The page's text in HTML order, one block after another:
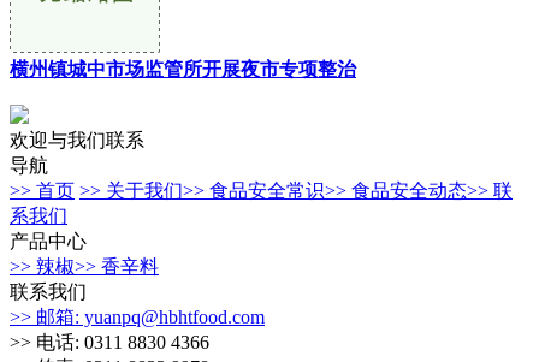
横州镇城中市场监管所开展夜市专项整治
欢迎与我们联系
导航
>> 首页 >> 关于我们>> 食品安全常识>> 食品安全动态>> 联
系我们
产品中心
>> 辣椒>> 香辛料
联系我们
>> 邮箱: yuanpq@hbhtfood.com
>> 电话: 0311 8830 4366